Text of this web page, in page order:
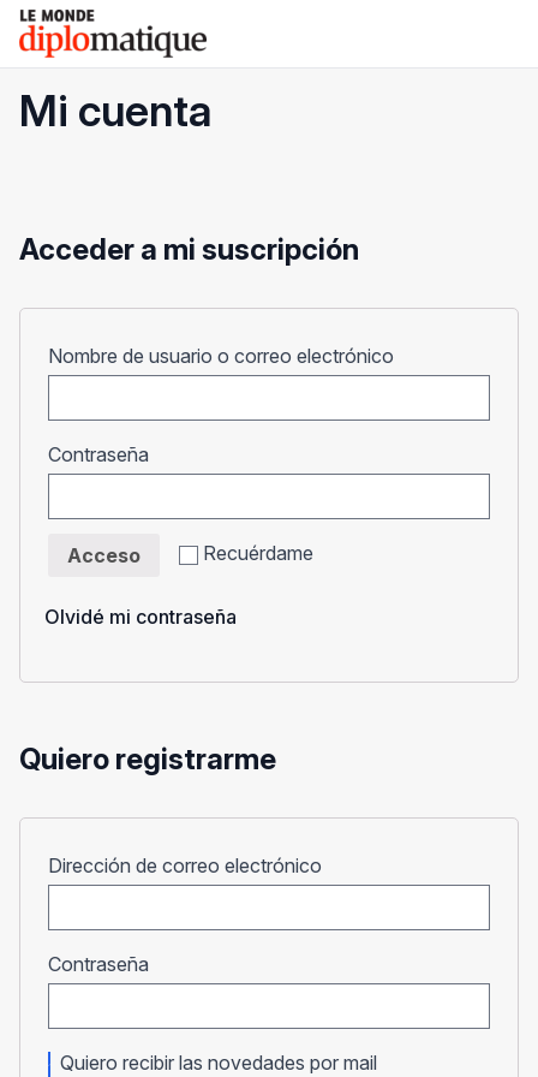
Skip
content
Le monde diplomatique
Mi cuenta
Acceder a mi suscripción
Nombre de usuario o correo electrónico
Contraseña
Recuérdame
Acceso
Olvidé mi contraseña
Quiero registrarme
Dirección de correo electrónico
Contraseña
Quiero recibir las novedades por mail